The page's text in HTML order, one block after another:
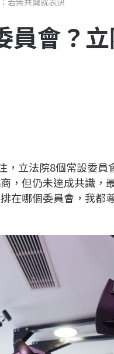
員會？
，立法院8個常設委
，但仍未達成共識，
在哪個委員會，我都